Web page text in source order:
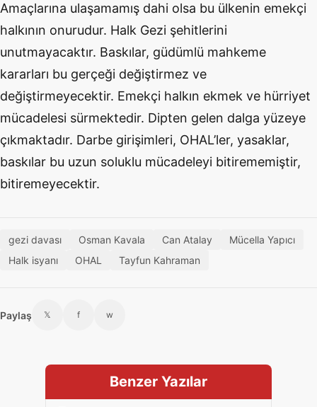
Amaçlarına ulaşamamış dahi olsa bu ülkenin emekçi
halkının onurudur. Halk Gezi şehitlerini
unutmayacaktır. Baskılar, güdümlü mahkeme
kararları bu gerçeği değiştirmez ve
değiştirmeyecektir. Emekçi halkın ekmek ve hürriyet
mücadelesi sürmektedir. Dipten gelen dalga yüzeye
çıkmaktadır. Darbe girişimleri, OHAL’ler, yasaklar,
baskılar bu uzun soluklu mücadeleyi bitirememiştir,
bitiremeyecektir.
gezi davası Osman Kavala Can Atalay
Mücella Yapıcı
Halk isyanı
OHAL Tayfun Kahraman
Paylaş 𝕏 f w
Benzer Yazılar